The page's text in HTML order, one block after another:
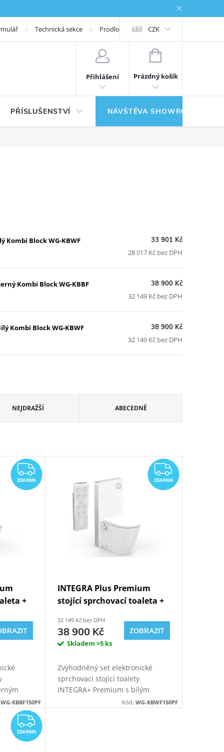
Technická sekce Prodloužená záruka
CZK
Přihlášení
NÁKUPNÍ KOŠÍK
Prázdný košík
PŘÍSLUŠENSTVÍ NÁVŠTĚVA SHOWROOMU
Kombi Block WG-KBWF
33 901 Kč
28 017 Kč bez DPH
Kombi Block WG-KBBF
38 900 Kč
32 149 Kč bez DPH
Kombi Block WG-KBWF
38 900 Kč
32 149 Kč bez DPH
NEJDRAŽŠÍ ABECEDNĚ
ZDARMA
ZDARMA
+
stojící
ze
WG-KBBF150PF
ZDARMA
ZDARMA
INTEGRA Plus Premium
stojící sprchovací toaleta +
32 149 Kč bez DPH
38 900 Kč
Skladem >5 ks
ZOBRAZIT
Zvýhodněný set elektronické
sprchovací stojící toalety
INTEGRA+ Premium s bílým
sanitárním modulem pro stojící
Kód: WG-KBWF150PF
ZDARMA
ZDARMA